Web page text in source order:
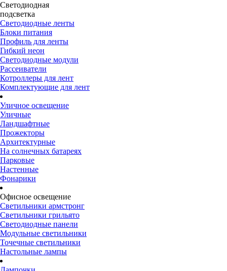
Светодиодная
подсветка
Светодиодные ленты
Блоки питания
Профиль для ленты
Гибкий неон
Светодиодные модули
Рассеиватели
Котроллеры для лент
Комплектующие для лент
Уличное освещение
Уличные
Ландшафтные
Прожекторы
Архитектурные
На солнечных батареях
Парковые
Настенные
Фонарики
Офисное освещение
Светильники армстронг
Светильники грильято
Светодиодные панели
Модульные светильники
Точечные светильники
Настольные лампы